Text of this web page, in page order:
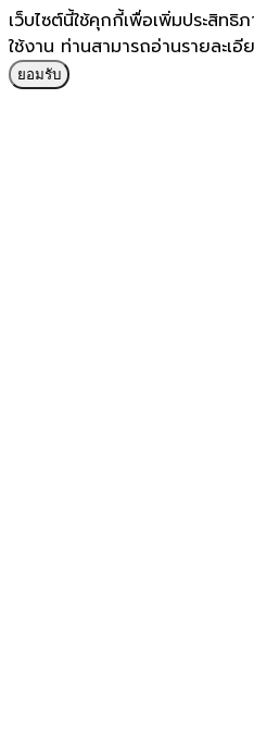
เว็บไซต์นี้ใช้คุกกี้เพื่อเพิ่มประสิท
ใช้งาน ท่านสามารถอ่านรายละเอี
ยอมรับ